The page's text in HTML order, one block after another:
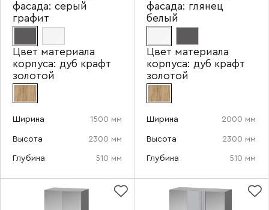
фасада: серый
графит
Цвет материала
корпуса: дуб крафт
золотой
Ширина 1500 мм
Высота 2300 мм
Глубина 510 мм
фасада: глянец
белый
Цвет материала
корпуса: дуб крафт
золотой
Ширина 2000 мм
Высота 2300 мм
Глубина 510 мм